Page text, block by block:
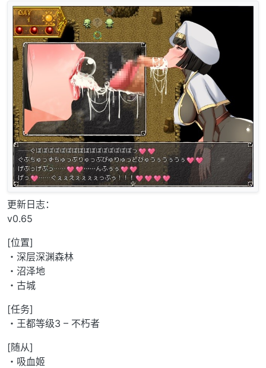
更新日志：
v0.65
[位置]
・深层深渊森林
・沼泽地
・古城
[任务]
・王都等级3 – 不朽者
[随从]
・吸血姬